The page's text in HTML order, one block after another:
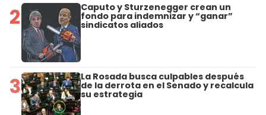
2 Caputo y Sturzenegger crean un
fondo para indemnizar y “ganar”
sindicatos aliados
3 La Rosada busca culpables después
de la derrota en el Senado y recalcula
su estrategia